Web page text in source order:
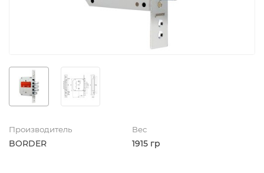
Производитель
BORDER
Вес
1915 гр